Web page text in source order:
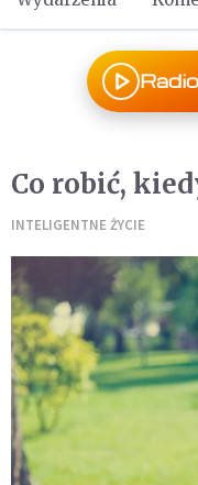
Co robić,
INTELIGENTNE ŻYCIE